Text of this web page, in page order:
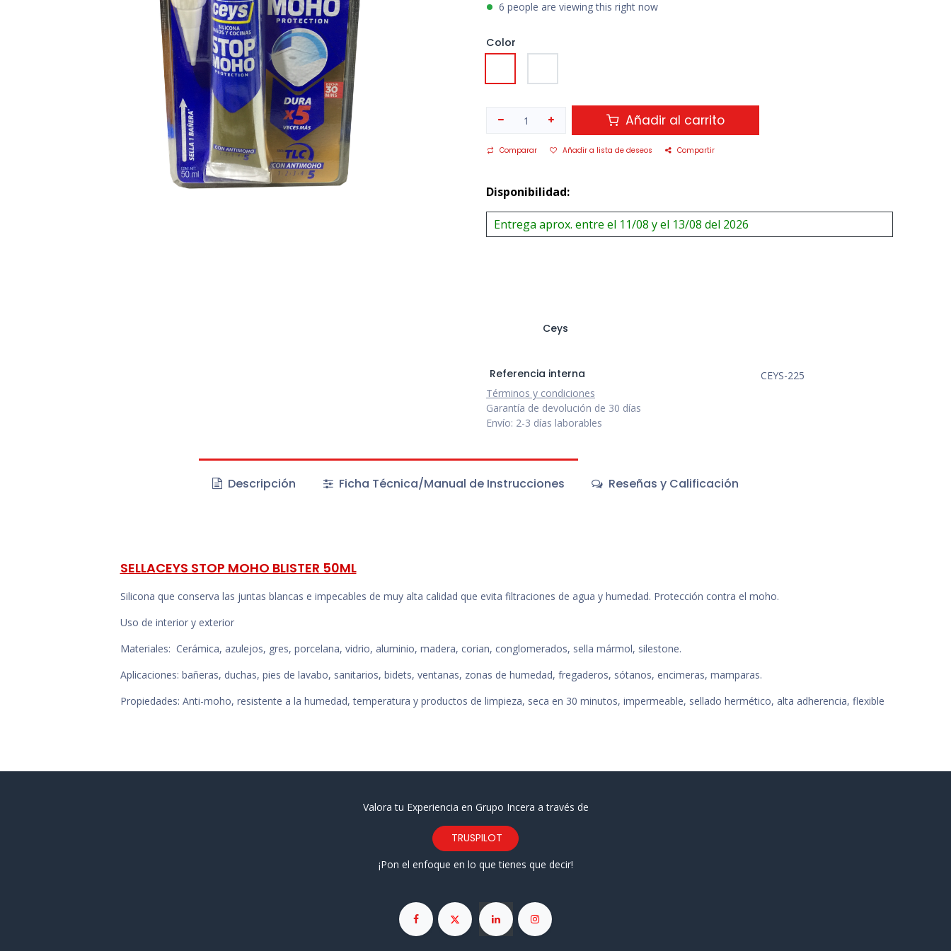
6 people are viewing this right now
Color
Añadir al carrito
Comparar Añadir a lista de deseos Compartir
Disponibilidad:
Entrega aprox. entre el 11/08 y el 13/08 del 2026
Ceys
Referencia interna
CEYS-225
Términos y condiciones
Garantía de devolución de 30 días
Envío: 2-3 días laborables
Descripción Ficha Técnica/Manual de Instrucciones Reseñas y Calificación
SELLACEYS STOP MOHO BLISTER 50ML
Silicona que conserva las juntas blancas e impecables de muy alta calidad que evita filtraciones de agua y humedad. Protección contra el moho.
Uso de interior y exterior
Materiales: Cerámica, azulejos, gres, porcelana, vidrio, aluminio, madera, corian, conglomerados, sella mármol, silestone.
Aplicaciones: bañeras, duchas, pies de lavabo, sanitarios, bidets, ventanas, zonas de humedad, fregaderos, sótanos, encimeras, mamparas.
Propiedades: Anti-moho, resistente a la humedad, temperatura y productos de limpieza, seca en 30 minutos, impermeable, sellado hermético, alta adherencia, flexible
Valora tu Experiencia en Grupo Incera a través de
TRUSPILOT
¡Pon el enfoque en lo que tienes que decir!